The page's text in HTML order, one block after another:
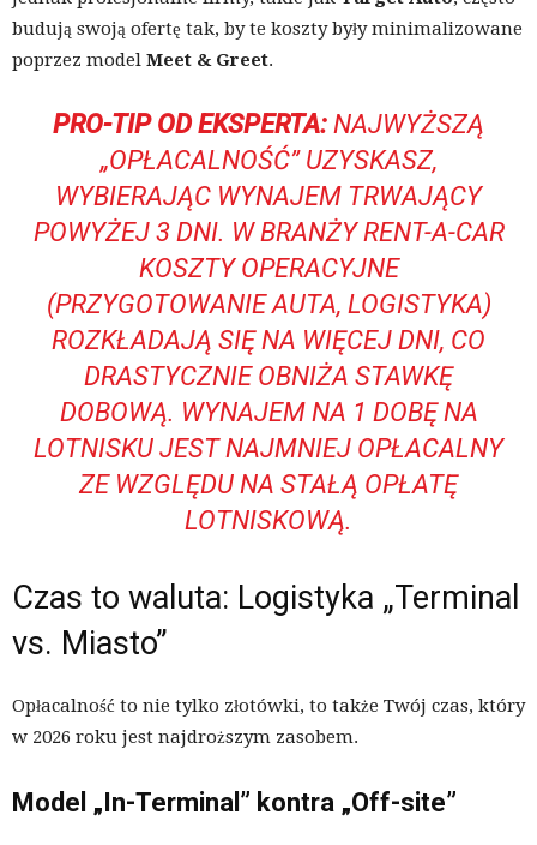
budują swoją ofertę tak, by te koszty były minimalizowane
poprzez model Meet & Greet.
PRO-TIP OD EKSPERTA: NAJWYŻSZĄ
„OPŁACALNOŚĆ” UZYSKASZ,
WYBIERAJĄC WYNAJEM TRWAJĄCY
POWYŻEJ 3 DNI. W BRANŻY RENT-A-CAR
KOSZTY OPERACYJNE
(PRZYGOTOWANIE AUTA, LOGISTYKA)
ROZKŁADAJĄ SIĘ NA WIĘCEJ DNI, CO
DRASTYCZNIE OBNIŻA STAWKĘ
DOBOWĄ. WYNAJEM NA 1 DOBĘ NA
LOTNISKU JEST NAJMNIEJ OPŁACALNY
ZE WZGLĘDU NA STAŁĄ OPŁATĘ
LOTNISKOWĄ.
Czas to waluta: Logistyka „Terminal
vs. Miasto”
Opłacalność to nie tylko złotówki, to także Twój czas, który
w 2026 roku jest najdroższym zasobem.
Model „In-Terminal” kontra „Off-site”